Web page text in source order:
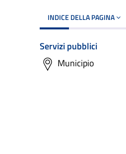
INDICE DELLA PAGINA
Servizi pubblici
Municipio